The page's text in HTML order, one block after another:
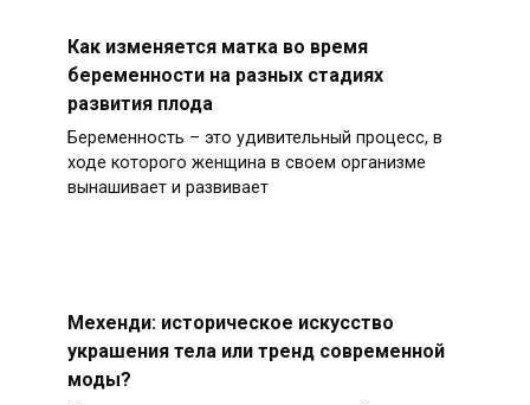
Как изменяется матка во время
беременности на разных стадиях
развития плода
Беременность – это удивительный процесс, в
ходе которого женщина в своем организме
вынашивает и развивает
Мехенди: историческое искусство
украшения тела или тренд современной
моды?